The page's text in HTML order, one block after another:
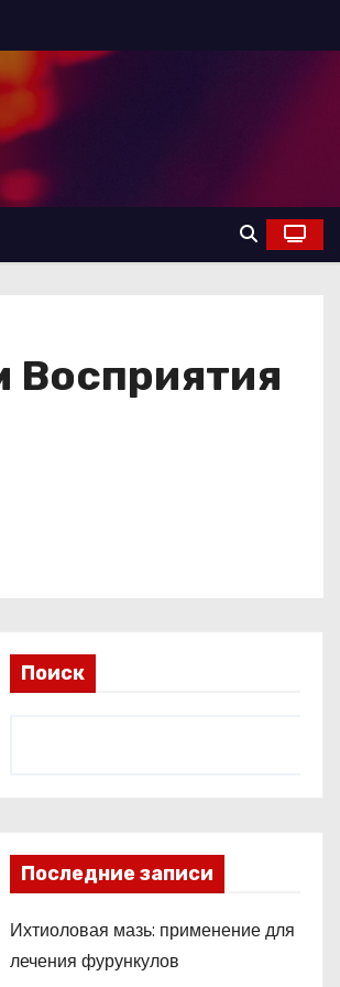
Восприятия
Поиск
Последние записи
Ихтиоловая мазь: применение для
лечения фурункулов